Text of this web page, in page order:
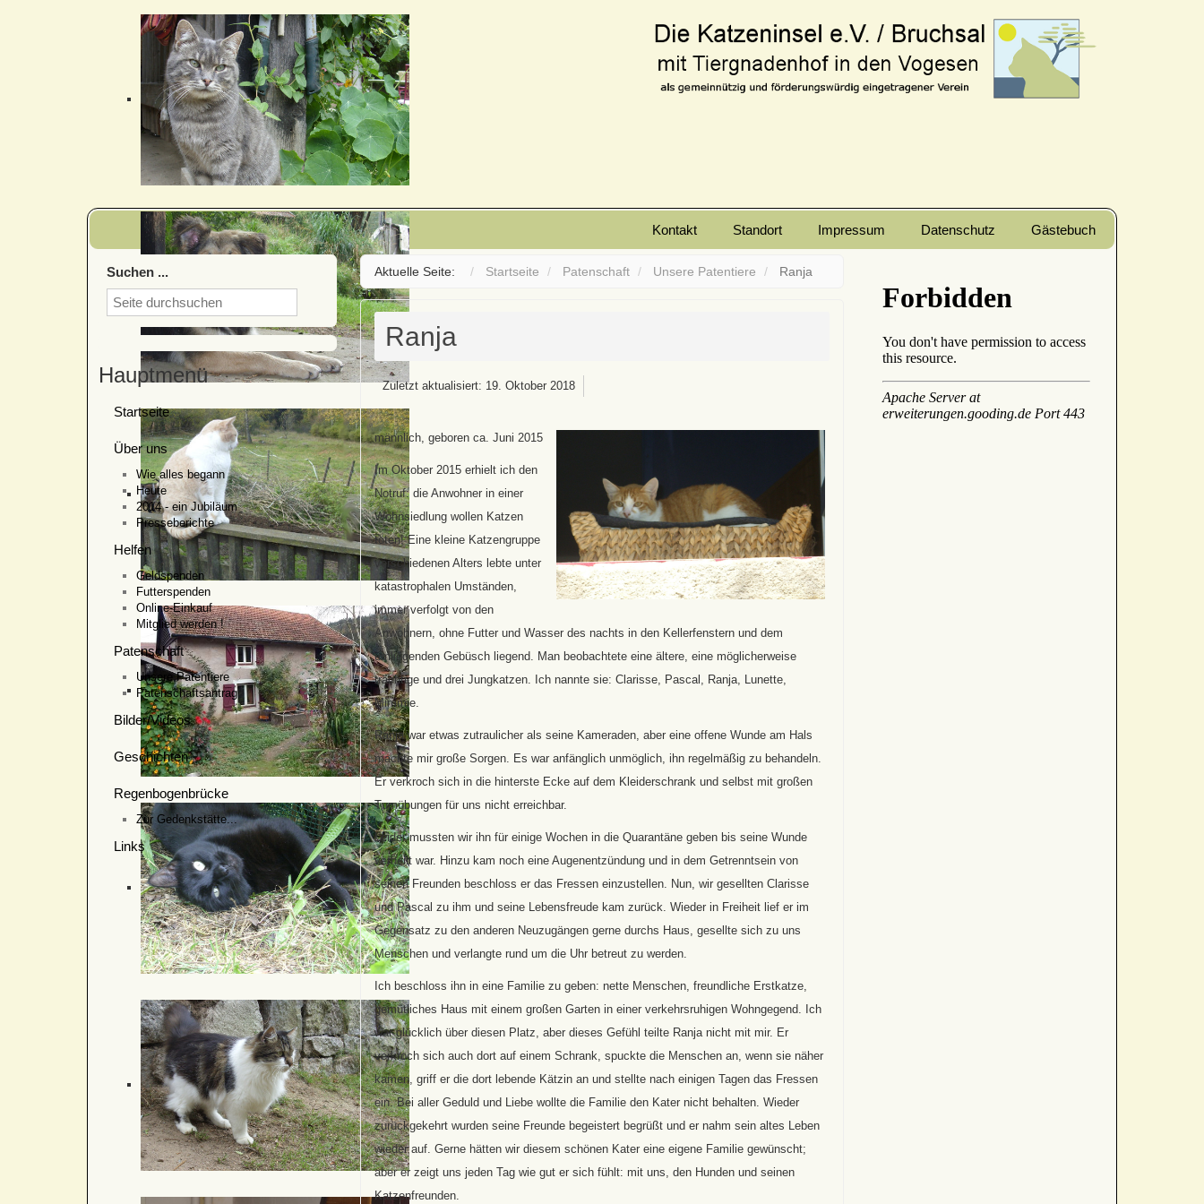
Gästebuch
Datenschutz
Impressum
Standort
Kontakt
Suchen ...
Hauptmenü
Startseite
Über uns
Wie alles begann
Heute
2014 - ein Jubiläum
Presseberichte
Helfen
Geldspenden
Futterspenden
Online-Einkauf
Mitglied werden !
Patenschaft
Unsere Patentiere
Patenschaftsantrag
Bilder/Videos
Geschichten
Regenbogenbrücke
Zur Gedenkstätte...
Links
Aktuelle Seite: Startseite Patenschaft Unsere Patentiere Ranja
Ranja
Zuletzt aktualisiert: 19. Oktober 2018
männlich, geboren ca. Juni 2015
Im Oktober 2015 erhielt ich den
Notruf: die Anwohner in einer
Wohnsiedlung wollen Katzen
töten! Eine kleine Katzengruppe
verschiedenen Alters lebte unter
katastrophalen Umständen,
immer verfolgt von den
Anwohnern, ohne Futter und Wasser des nachts in den Kellerfenstern und dem
umliegenden Gebüsch liegend. Man beobachtete eine ältere, eine möglicherweise
trächtige und drei Jungkatzen. Ich nannte sie: Clarisse, Pascal, Ranja, Lunette,
Mimmie.
Ranja war etwas zutraulicher als seine Kameraden, aber eine offene Wunde am Hals
machte mir große Sorgen. Es war anfänglich unmöglich, ihn regelmäßig zu behandeln.
Er verkroch sich in die hinterste Ecke auf dem Kleiderschrank und selbst mit großen
Turnübungen für uns nicht erreichbar.
Leider mussten wir ihn für einige Wochen in die Quarantäne geben bis seine Wunde
verheilt war. Hinzu kam noch eine Augenentzündung und in dem Getrenntsein von
seinen Freunden beschloss er das Fressen einzustellen. Nun, wir gesellten Clarisse
und Pascal zu ihm und seine Lebensfreude kam zurück. Wieder in Freiheit lief er im
Gegensatz zu den anderen Neuzugängen gerne durchs Haus, gesellte sich zu uns
Menschen und verlangte rund um die Uhr betreut zu werden.
Ich beschloss ihn in eine Familie zu geben: nette Menschen, freundliche Erstkatze,
gemütliches Haus mit einem großen Garten in einer verkehrsruhigen Wohngegend. Ich
war glücklich über diesen Platz, aber dieses Gefühl teilte Ranja nicht mit mir. Er
verkroch sich auch dort auf einem Schrank, spuckte die Menschen an, wenn sie näher
kamen, griff er die dort lebende Kätzin an und stellte nach einigen Tagen das Fressen
ein. Bei aller Geduld und Liebe wollte die Familie den Kater nicht behalten. Wieder
zurückgekehrt wurden seine Freunde begeistert begrüßt und er nahm sein altes Leben
wieder auf. Gerne hätten wir diesem schönen Kater eine eigene Familie gewünscht;
aber er zeigt uns jeden Tag wie gut er sich fühlt: mit uns, den Hunden und seinen
Katzenfreunden.